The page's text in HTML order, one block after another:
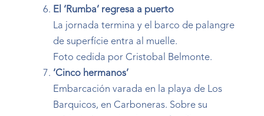
El ‘Rumba’ regresa a puerto
La jornada termina y el barco de palangre
de superfície entra al muelle.
Foto cedida por Cristobal Belmonte.
‘Cinco hermanos’
Embarcación varada en la playa de Los
Barquicos, en Carboneras. Sobre su